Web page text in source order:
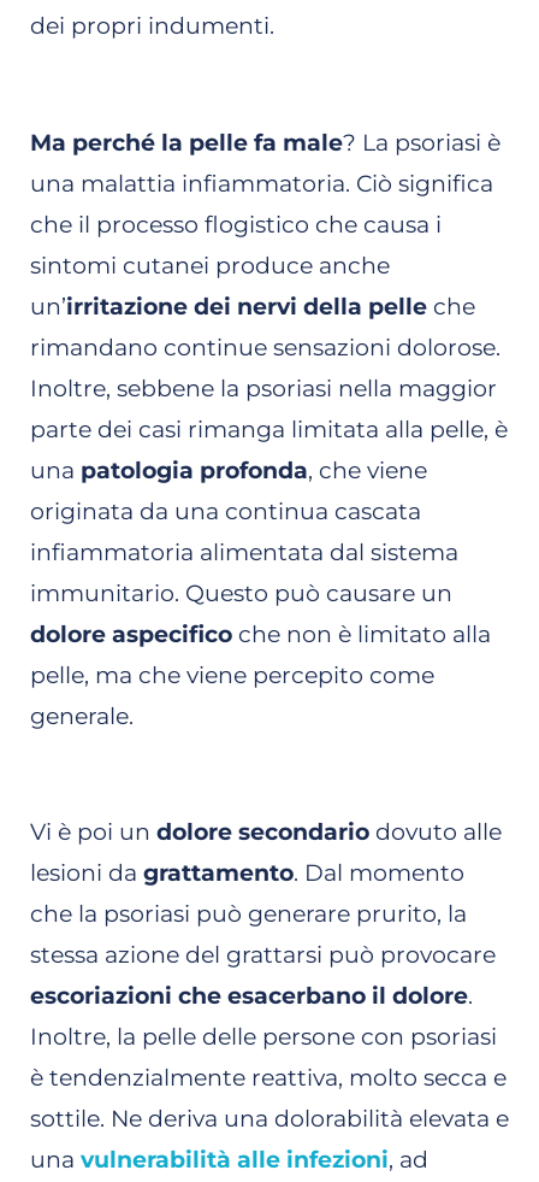
dei propri indumenti.
Ma perché la pelle fa male? La psoriasi è
una malattia infiammatoria. Ciò significa
che il processo flogistico che causa i
sintomi cutanei produce anche
un’irritazione dei nervi della pelle che
rimandano continue sensazioni dolorose.
Inoltre, sebbene la psoriasi nella maggior
parte dei casi rimanga limitata alla pelle, è
una patologia profonda, che viene
originata da una continua cascata
infiammatoria alimentata dal sistema
immunitario. Questo può causare un
dolore aspecifico che non è limitato alla
pelle, ma che viene percepito come
generale.
Vi è poi un dolore secondario dovuto alle
lesioni da grattamento. Dal momento
che la psoriasi può generare prurito, la
stessa azione del grattarsi può provocare
escoriazioni che esacerbano il dolore.
Inoltre, la pelle delle persone con psoriasi
è tendenzialmente reattiva, molto secca e
sottile. Ne deriva una dolorabilità elevata e
una vulnerabilità alle infezioni, ad